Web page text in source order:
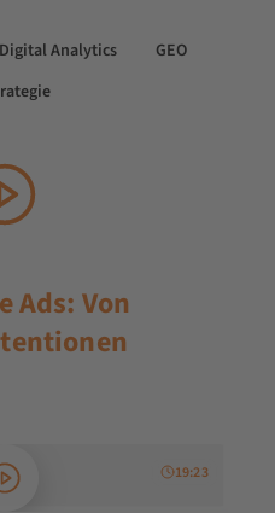
Digital Analytics
GEO
Ads: Von
19:23